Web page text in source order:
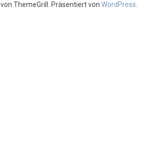
von ThemeGrill. Präsentiert von WordPress